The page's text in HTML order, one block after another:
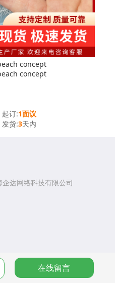
起订:1面议
发货:3天内
在线留言
达网络科技有限公司